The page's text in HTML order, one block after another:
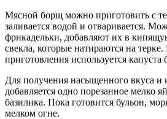
Мясной борщ можно приготовить с
заливается водой и отваривается.
фрикадельки, добавляют их в
свекла, которые натираются на
приготовления используется капуста
Для получения насыщенного вкуса и
добавляется одно порезанное мелко
базилика. Пока готовится бульон,
мелком огне.